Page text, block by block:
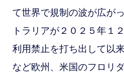
て世界で規制の波が広が
トラリアが２０２５年１
利用禁止を打ち出して以
など欧州、米国のフロリ